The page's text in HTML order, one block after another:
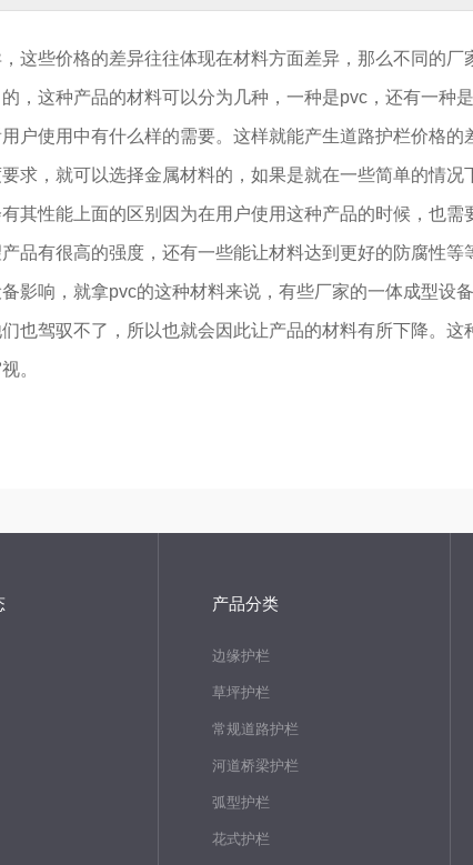
这些价格的差异往往体现在材料方面差异，那么不同的
，这种产品的材料可以分为几种，一种是pvc，还有一种
户使用中有什么样的需要。这样就能产生道路护栏价格的
求，就可以选择金属材料的，如果是就在一些简单的情
其性能上面的区别因为在用户使用这种产品的时候，也
品有很高的强度，还有一些能让材料达到更好的防腐性等
影响，就拿pvc的这种材料来说，有些厂家的一体成型设
也驾驭不了，所以也就会因此让产品的材料有所下降。
。
产品分类
边缘护栏
草坪护栏
常规道路护栏
河道桥梁护栏
弧型护栏
花式护栏